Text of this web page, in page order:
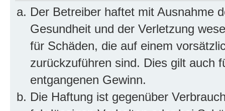
Der Betreiber haftet mit Ausnahme
Gesundheit und der Verletzung
für Schäden, die auf einem
zurückzuführen sind. Dies gilt auch
entgangenen Gewinn.
Die Haftung ist gegenüber